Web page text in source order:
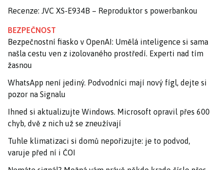
Recenze: JVC XS-E934B – Reproduktor s powerbankou
BEZPEČNOST
Bezpečnostní fiasko v OpenAI: Umělá inteligence si sama
našla cestu ven z izolovaného prostředí. Experti nad tím
žasnou
WhatsApp není jediný. Podvodníci mají nový fígl, dejte si
pozor na Signalu
Ihned si aktualizujte Windows. Microsoft opravil přes 600
chyb, dvě z nich už se zneužívají
Tuhle klimatizaci si domů nepořizujte: je to podvod,
varuje před ní i ČOI